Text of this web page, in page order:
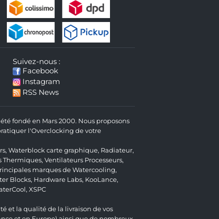
Suivez-nous :
Facebook
Instagram
RSS News
fondé en Mars 2000. Nous proposons
l'Overclocking de votre
, Waterblock carte graphique, Radiateur,
Thermiques, Ventilateurs Processeurs,
marques de Watercooling,
Blocks, Hardware Labs, KooLance,
, XSPC
et la qualité de la livraison de vos